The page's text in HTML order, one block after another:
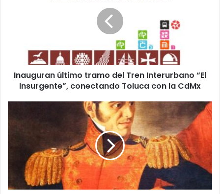
Insurgente”,
conectando
Toluca
Inauguran último tramo del Tren Interurbano “El
Insurgente”, conectando Toluca con la CdMx
conmemorativo
invasión
de